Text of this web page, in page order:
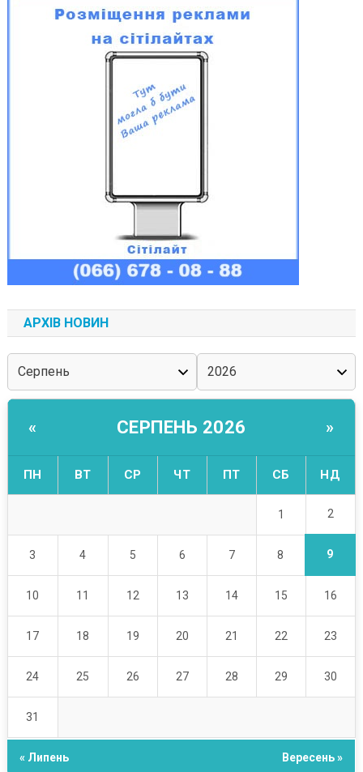
АРХІВ НОВИН
« СЕРПЕНЬ 2026 »
ПН ВТ СР ЧТ ПТ СБ НД
1 2
3 4 5 6 7 8 9
10 11 12 13 14 15 16
17 18 19 20 21 22 23
24 25 26 27 28 29 30
31
« Липень Вересень »